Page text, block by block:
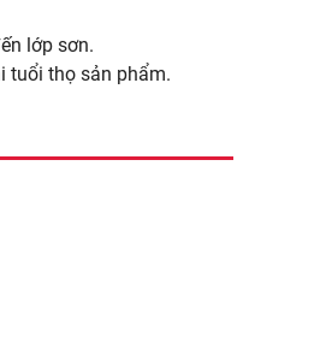
lớp sơn.
tuổi thọ sản phẩm.